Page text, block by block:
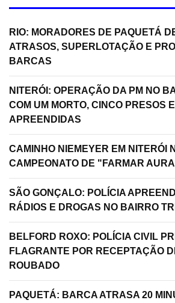
RIO: MORADORES DE PAQUETÁ
ATRASOS, SUPERLOTAÇÃO E
BARCAS
NITERÓI: OPERAÇÃO DA PM NO
COM UM MORTO, CINCO PRESOS
APREENDIDAS
CAMINHO NIEMEYER EM NITERÓI
CAMPEONATO DE "FARMAR
SÃO GONÇALO: POLÍCIA
RÁDIOS E DROGAS NO BAIRRO
BELFORD ROXO: POLÍCIA CIVIL
FLAGRANTE POR RECEPTAÇÃO
ROUBADO
PAQUETÁ: BARCA ATRASA 20